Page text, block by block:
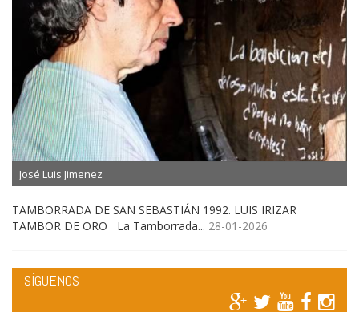
José Luis Jimenez
TAMBORRADA DE SAN SEBASTIÁN 1992. LUIS IRIZAR
TAMBOR DE ORO La Tamborrada... 28-01-2026
SÍGUENOS